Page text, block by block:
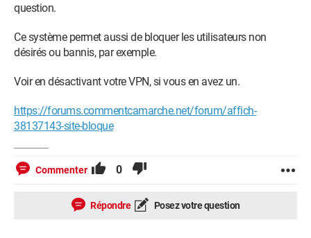
question.
Ce système permet aussi de bloquer les utilisateurs non
désirés ou bannis, par exemple.
Voir en désactivant votre VPN, si vous en avez un.
https://forums.commentcamarche.net/forum/affich-
38137143-site-bloque
Commenter 0
Répondre Posez votre question